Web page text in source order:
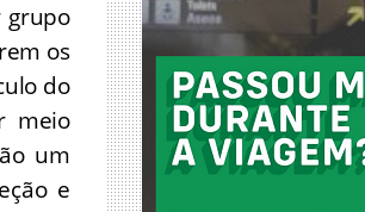
grupo
os
do
meio
um
e